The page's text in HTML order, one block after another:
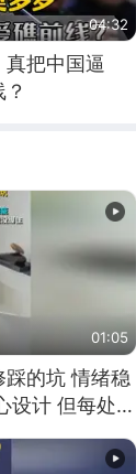
04:32
把中国逼
01:05
的坑 情绪稳
设计 但每处都